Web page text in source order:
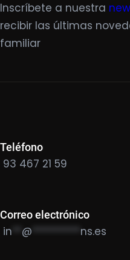
Inscríbete a nuestra
recibir las últimas
familiar
Teléfono
93 467 21 59
Correo electrónico
in @ ********** ns.es